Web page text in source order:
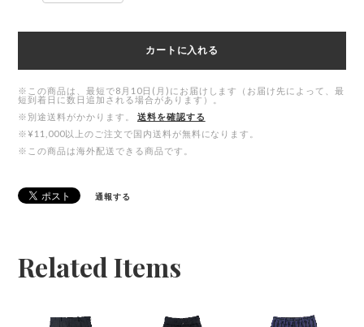
カートに入れる
※この商品は、最短で8月10日(月)にお届けします（お届け先によって、最
短到着日に数日追加される場合があります）。
※別途送料がかかります。
送料を確認する
※¥11,000以上のご注文で国内送料が無料になります。
※この商品は海外配送できる商品です。
通報する
Related Items